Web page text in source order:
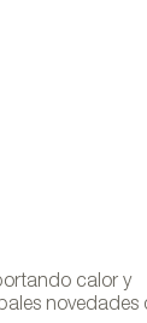
Colección
calor y
novedades